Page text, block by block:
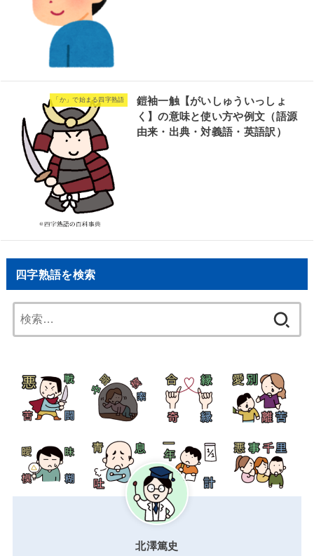
「か」で始まる四字熟語
鎧袖一触【がいしゅういっしょ
く】の意味と使い方や例文（語源
由来・出典・対義語・英語訳）
四字熟語を検索
索:
北澤篤史